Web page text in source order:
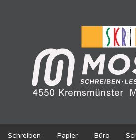
Schreiben Papier Büro